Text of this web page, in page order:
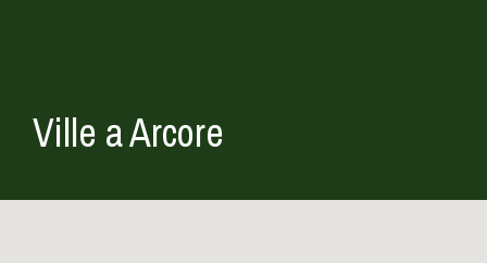
Ville a Arcore